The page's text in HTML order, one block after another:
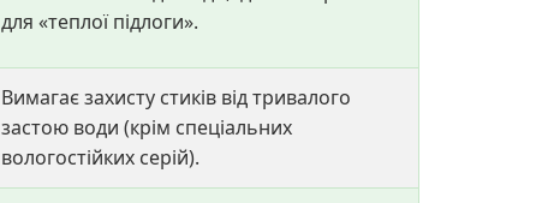
для «теплої підлоги».
Вимагає захисту стиків від тривалого
застою води (крім спеціальних
вологостійких серій).